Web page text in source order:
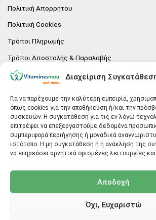
Διαχείριση
Για να παρέχουμε την καλύτερη εμπειρία,
όπως cookies για την αποθήκευση ή/και την
συσκευών. Η συγκατάθεση για τις εν λόγω
επιτρέψει να επεξεργαστούμε δεδομένα
συμπεριφορά περιήγησης ή μοναδικά
ιστότοπο. Η μη συγκατάθεση ή η ανάκληση της
να επηρεάσει αρνητικά ορισμένες λειτουργίες
Αποδοχή
Όχι, Ευχαριστώ
Πολιτική Απορρήτου
Πολιτική Cookies
Τρόποι Πληρωμής
Τρόποι Αποστολής & Παραλαβής
Πολιτική επιστροφών
E-SHOP
Vitaminesmou.gr.
Άγιος Δημήτριος T.K.17236
Αττική